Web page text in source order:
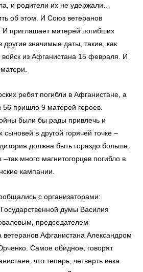
и родители их не удержали…
об этом. И Союз ветеранов
И приглашает матерей погибших
другие значимые даты, такие, как
войск из Афганистана 15 февраля. И
ребят погибли в Афганистане, а
пришло 9 матерей героев.
были бы рады привлечь и
в другой горячей точке –
должна быть гораздо больше,
много магнитогорцев погибло в
кампании.
с организаторами:
думы Василия
председателем
ветеранов Афганистана Александром
Самое обидное, говорят
что теперь, четверть века